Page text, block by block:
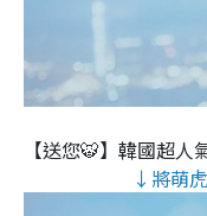
【送您🐯】韓國超人
↓將萌